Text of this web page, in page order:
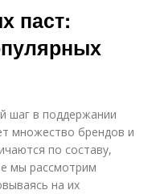
паст:
шаг в поддержании
множество брендов и
по составу,
мы рассмотрим
на их